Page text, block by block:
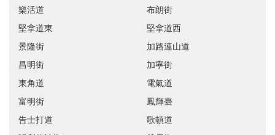
樂活道
布朗街
堅拿道東
堅拿道西
景隆街
加路連山道
昌明街
加寧街
東角道
電氣道
富明街
鳳輝臺
告士打道
歌頓道